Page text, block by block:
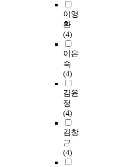
이영
환
(4)
이은
숙
(4)
김윤
정
(4)
김창
근
(4)